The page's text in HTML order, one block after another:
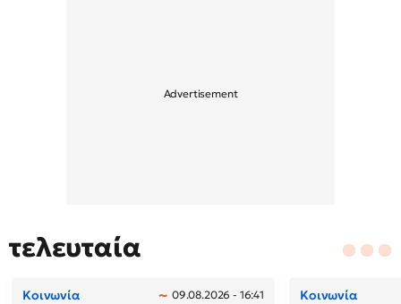
τελευταία
Κοινωνία 09.08.2026 - 16:41 Κοινωνία